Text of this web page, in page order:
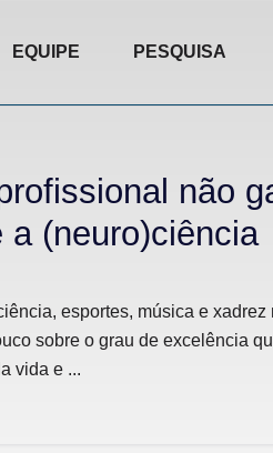
EQUIPE PESQUISA
não
a (neuro)ciência
esportes, música e xadrez
sobre o grau de excelência
vida e ...